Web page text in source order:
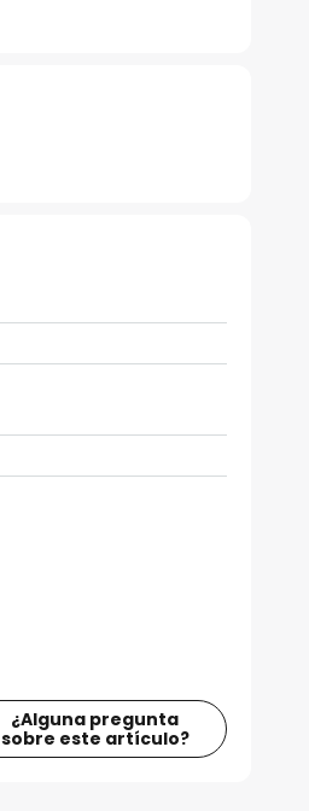
¿Alguna pregunta
sobre este artículo?